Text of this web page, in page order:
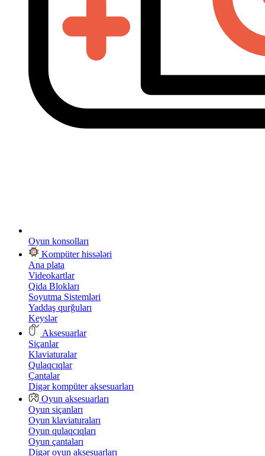
Oyun konsolları
Kompüter hissələri
Ana plata
Videokartlar
Qida Blokları
Soyutma Sistemləri
Yaddaş qurğuları
Keyslər
Aksesuarlar
Siçanlar
Klaviaturalar
Qulaqcıqlar
Çantalar
Digər kompüter aksesuarları
Oyun aksesuarları
Oyun siçanları
Oyun klaviaturaları
Oyun qulaqcıqları
Oyun çantaları
Digər oyun aksesuarları